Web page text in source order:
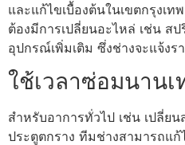
และแก้ไขเบื้องต้นในเขตกรุงเ
ต้องมีการเปลี่ยนอะไหล่ เช่น ส
อุปกรณ์เพิ่มเติม ซึ่งช่างจะแจ้ง
ใช้เวลาซ่อมนานเ
สำหรับอาการทั่วไป เช่น เปลี่ย
ประตูตกราง ทีมช่างสามารถแก้